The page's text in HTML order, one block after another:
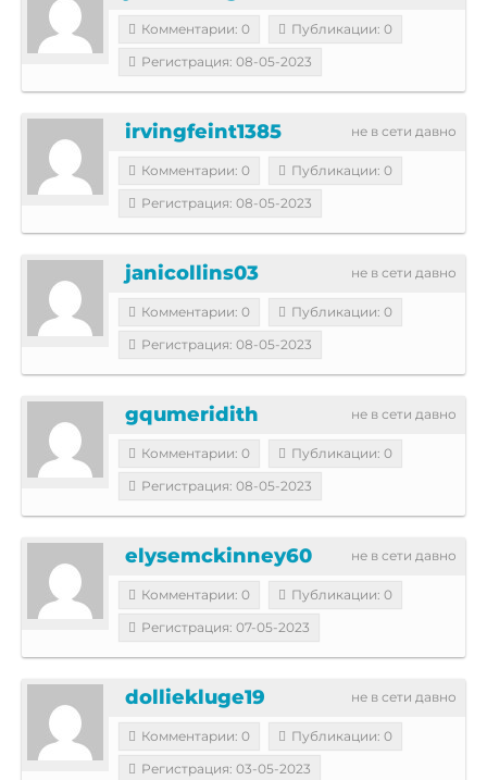
Комментарии: 0
Публикации: 0
Регистрация: 08-05-2023
не в сети давно
irvingfeint1385
Комментарии: 0
Публикации: 0
Регистрация: 08-05-2023
не в сети давно
janicollins03
Комментарии: 0
Публикации: 0
Регистрация: 08-05-2023
не в сети давно
gqumeridith
Комментарии: 0
Публикации: 0
Регистрация: 08-05-2023
не в сети давно
elysemckinney60
Комментарии: 0
Публикации: 0
Регистрация: 07-05-2023
не в сети давно
dolliekluge19
Комментарии: 0
Публикации: 0
Регистрация: 03-05-2023